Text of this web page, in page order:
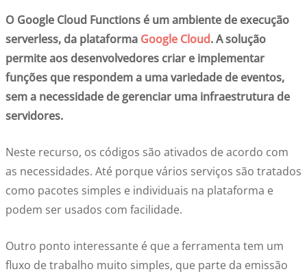
O Google Cloud Functions é um ambiente de execução
serverless, da plataforma Google Cloud. A solução
permite aos desenvolvedores criar e implementar
funções que respondem a uma variedade de eventos,
sem a necessidade de gerenciar uma infraestrutura de
servidores.
Neste recurso, os códigos são ativados de acordo com
as necessidades. Até porque vários serviços são tratados
como pacotes simples e individuais na plataforma e
podem ser usados com facilidade.
Outro ponto interessante é que a ferramenta tem um
fluxo de trabalho muito simples, que parte da emissão